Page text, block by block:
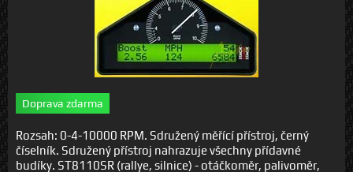
Doprava zdarma
Rozsah: 0-4-10000 RPM. Sdružený měřící přístroj, černý
číselník. Sdružený přístroj nahrazuje všechny přídavné
budíky. ST8110SR (rallye, silnice) - otáčkoměr, palivoměr,